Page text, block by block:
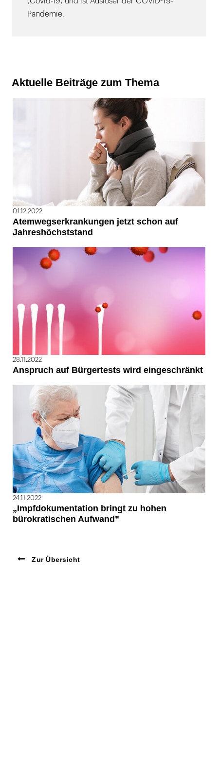
Pandemie.
Aktuelle Beiträge zum Thema
01.12.2022
Atemwegserkrankungen jetzt schon auf
Jahreshöchststand
28.11.2022
Anspruch auf Bürgertests wird eingeschränkt
24.11.2022
„Impfdokumentation bringt zu hohen
bürokratischen Aufwand”
Zur Übersicht